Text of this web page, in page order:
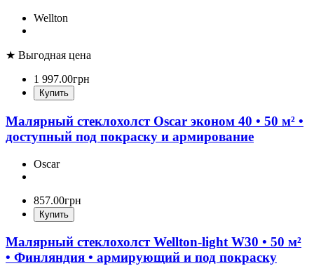
Wellton
★ Выгодная цена
1 997.00грн
Купить
Малярный стеклохолст Oscar эконом 40 • 50 м² •
доступный под покраску и армирование
Oscar
857.00грн
Купить
Малярный стеклохолст Wellton-light W30 • 50 м²
• Финляндия • армирующий и под покраску